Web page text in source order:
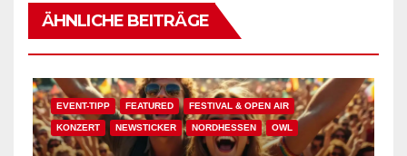
ÄHNLICHE BEITRÄGE
EVENT-TIPP FEATURED FESTIVAL & OPEN AIR
KONZERT NEWSTICKER NORDHESSEN OWL